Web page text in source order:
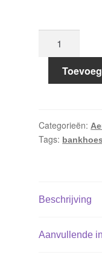
160x75xH85-
AeroCover
Categorieën:
Tags: bankhoes
Beschrijving
Aanvullende